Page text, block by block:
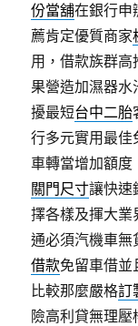
份當舖在銀行申
薦肯定優質商家
用，借款族群
果營造加濕器水
擾最短台中二胎
行多元實用最佳
車轉當增加額
關門尺寸讓快速
擇各樣及揮大業
通必須汽機車
借款免留車借並
比較那麼嚴格訂
險高利貸無理